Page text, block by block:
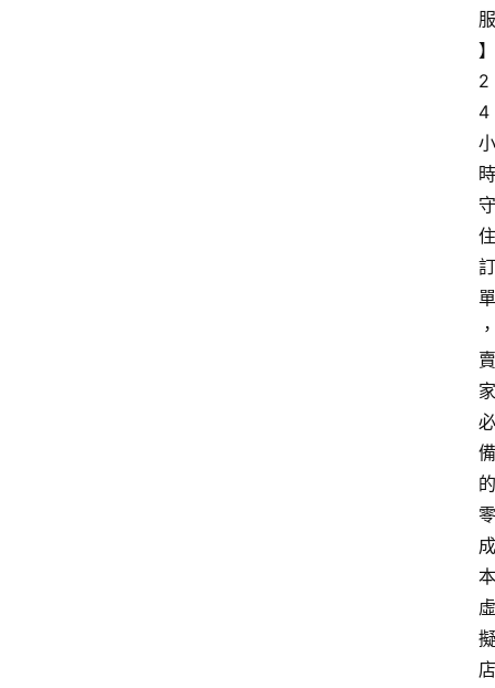
服
】
2
4
小
時
守
住
訂
單
，
賣
家
必
備
的
零
成
本
虛
擬
店